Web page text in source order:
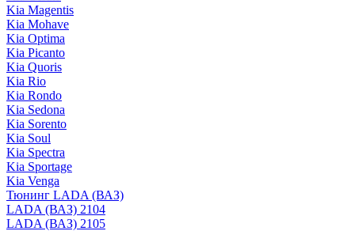
Kia Magentis
Kia Mohave
Kia Optima
Kia Picanto
Kia Quoris
Kia Rio
Kia Rondo
Kia Sedona
Kia Sorento
Kia Soul
Kia Spectra
Kia Sportage
Kia Venga
Тюнинг LADA (ВАЗ)
LADA (ВАЗ) 2104
LADA (ВАЗ) 2105